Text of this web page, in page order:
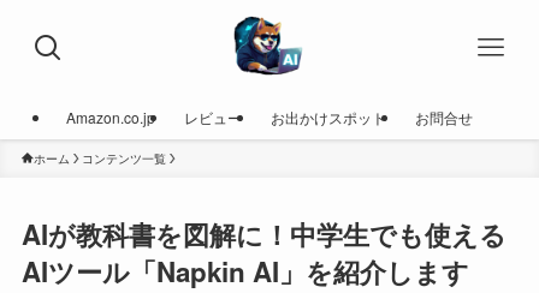
Amazon.co.jp レビュー お出かけスポット お問合せ
ホーム コンテンツ一覧
AIが教科書を図解に！中学生でも使える
AIツール「Napkin AI」を紹介します